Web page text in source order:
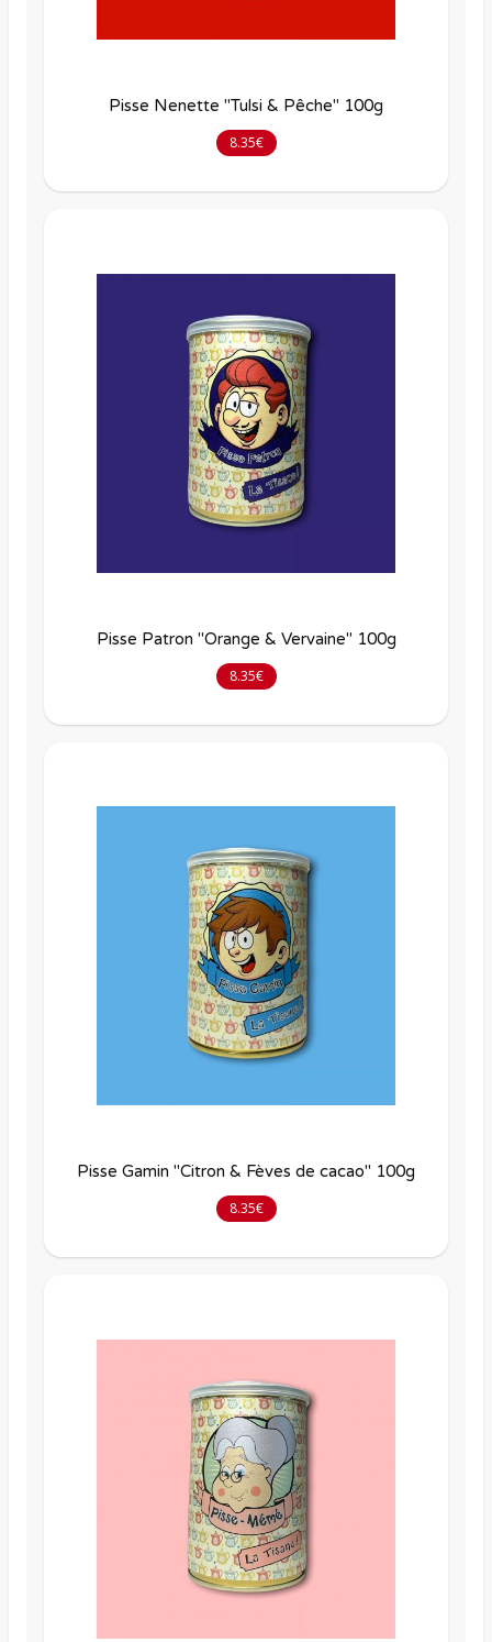
Pisse Nenette "Tulsi & Pêche" 100g
8.35€
Pisse Patron "Orange & Vervaine" 100g
8.35€
Pisse Gamin "Citron & Fèves de cacao" 100g
8.35€